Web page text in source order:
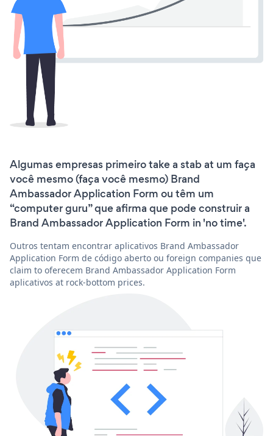
Algumas empresas primeiro take a stab at um faça
você mesmo (faça você mesmo) Brand
Ambassador Application Form ou têm um
“computer guru” que afirma que pode construir a
Brand Ambassador Application Form in 'no time'.
Outros tentam encontrar aplicativos Brand Ambassador
Application Form de código aberto ou foreign companies que
claim to oferecem Brand Ambassador Application Form
aplicativos at rock-bottom prices.